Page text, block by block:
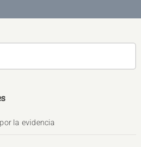
la evidencia